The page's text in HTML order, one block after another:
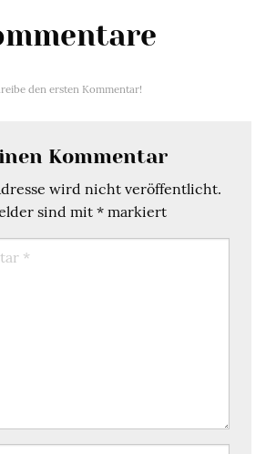
den ersten Kommentar!
Kommentar
wird nicht veröffentlicht.
sind mit* markiert